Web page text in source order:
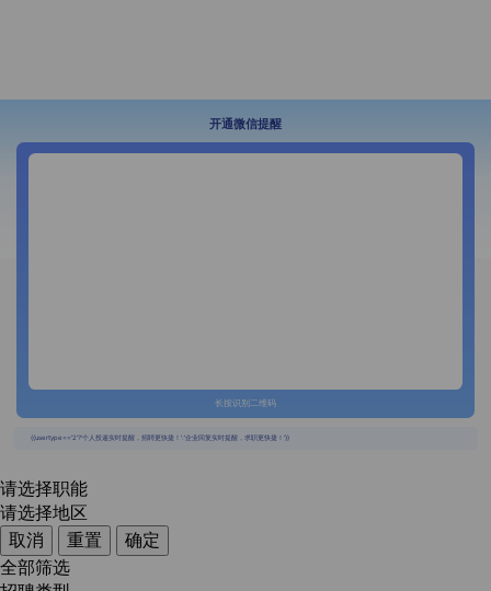
开通微信提醒
长按识别二维码
{{usertype=='2'?'个人投递实时提醒，招聘更快捷！':'企业回复实时提醒，求职更快捷！'}}
请选择职能
请选择地区
取消
重置
确定
全部筛选